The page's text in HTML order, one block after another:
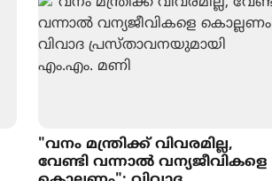
"വനം മന്ത്രിക്ക് വിവരമില്ല,
വേണ്ടി വന്നാൽ വന്യജീവികളെ